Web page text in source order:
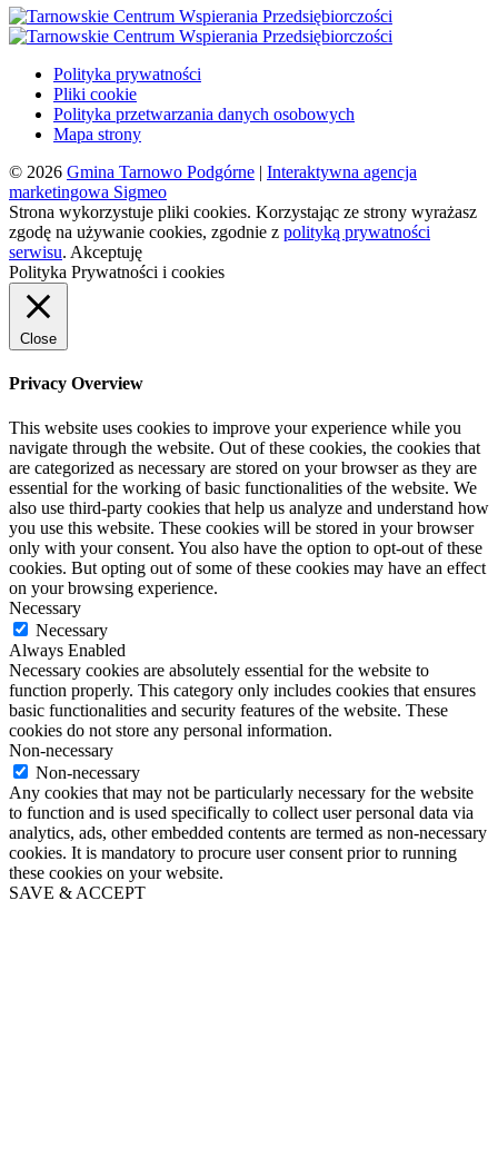
Polityka prywatności
Pliki cookie
Polityka przetwarzania danych osobowych
Mapa strony
© 2026 Gmina Tarnowo Podgórne | Interaktywna agencja
marketingowa Sigmeo
Strona wykorzystuje pliki cookies. Korzystając ze strony wyrażasz
zgodę na używanie cookies, zgodnie z polityką prywatności
serwisu. Akceptuję
Polityka Prywatności i cookies
Close
Privacy Overview
This website uses cookies to improve your experience while you
navigate through the website. Out of these cookies, the cookies that
are categorized as necessary are stored on your browser as they are
essential for the working of basic functionalities of the website. We
also use third-party cookies that help us analyze and understand how
you use this website. These cookies will be stored in your browser
only with your consent. You also have the option to opt-out of these
cookies. But opting out of some of these cookies may have an effect
on your browsing experience.
Necessary
Necessary
Always Enabled
Necessary cookies are absolutely essential for the website to
function properly. This category only includes cookies that ensures
basic functionalities and security features of the website. These
cookies do not store any personal information.
Non-necessary
Non-necessary
Any cookies that may not be particularly necessary for the website
to function and is used specifically to collect user personal data via
analytics, ads, other embedded contents are termed as non-necessary
cookies. It is mandatory to procure user consent prior to running
these cookies on your website.
SAVE & ACCEPT